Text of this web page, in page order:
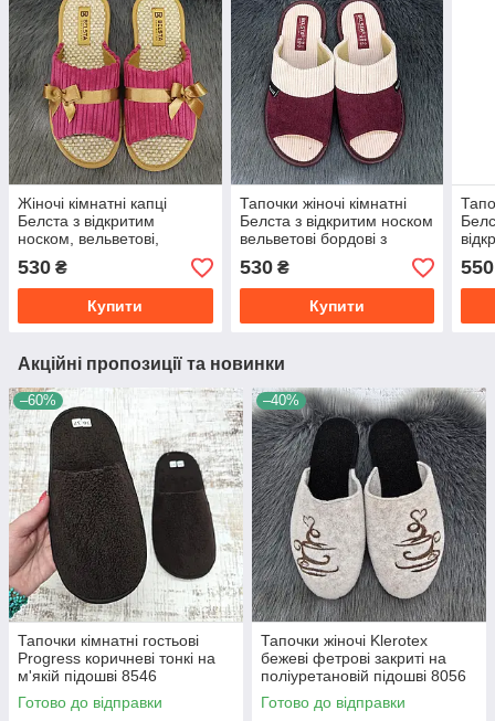
Жіночі кімнатні капці
Белста з відкритим
носком, вельветові,
бордові
530 ₴
Купити
Тапочки жіночі кімнатні
Белста з відкритим носком
вельветові бордові з
бежевим 2633-2
530₴
Купити
550
Акційні пропозиції та новинки
–60%
Тапочки кімнатні гостьові
Progress коричневі тонкі на
м'якій підошві 8546
Готово до відправки
–40%
Тапочки жіночі Klerotex
бежеві фетрові закриті на
поліуретановій підошві 8056
Готово до відправки